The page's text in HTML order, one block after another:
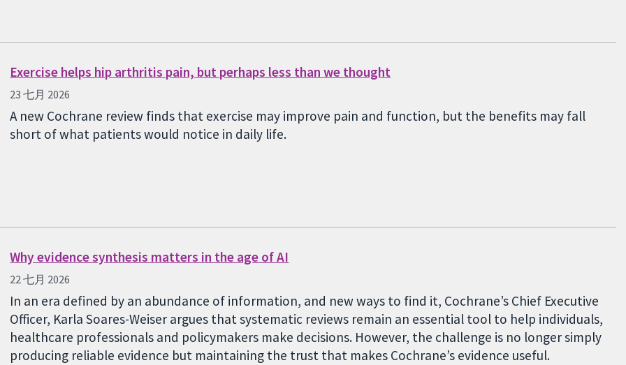
Exercise helps hip arthritis pain, but perhaps less than we thought
23 七月 2026
A new Cochrane review finds that exercise may improve pain and function, but the benefits may fall
short of what patients would notice in daily life.
Why evidence synthesis matters in the age of AI
22 七月 2026
In an era defined by an abundance of information, and new ways to find it, Cochrane’s Chief Executive
Officer, Karla Soares-Weiser argues that systematic reviews remain an essential tool to help individuals,
healthcare professionals and policymakers make decisions. However, the challenge is no longer simply
producing reliable evidence but maintaining the trust that makes Cochrane’s evidence useful.